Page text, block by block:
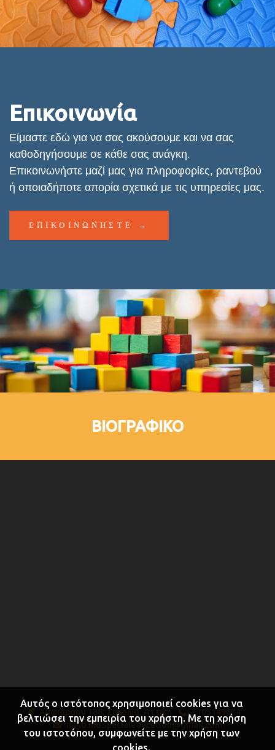
Επικοινωνία
Είμαστε εδώ για να σας ακούσουμε και να σας
καθοδηγήσουμε σε κάθε σας ανάγκη.
Επικοινωνήστε μαζί μας για πληροφορίες, ραντεβού
ή οποιαδήποτε απορία σχετικά με τις υπηρεσίες μας.
ΕΠΙΚΟΙΝΩΝΗΣΤΕ →
ΒΙΟΓΡΑΦΙΚΟ
2105149674
Αμφιαράου 188, Σεπόλια, Αττική
mind.md.specialeducation@gmail.com
Αυτός ο ιστότοπος χρησιμοποιεί cookies για να
βελτιώσει την εμπειρία του χρήστη. Με τη χρήση
του ιστοτόπου, συμφωνείτε με την χρήση των
cookies.